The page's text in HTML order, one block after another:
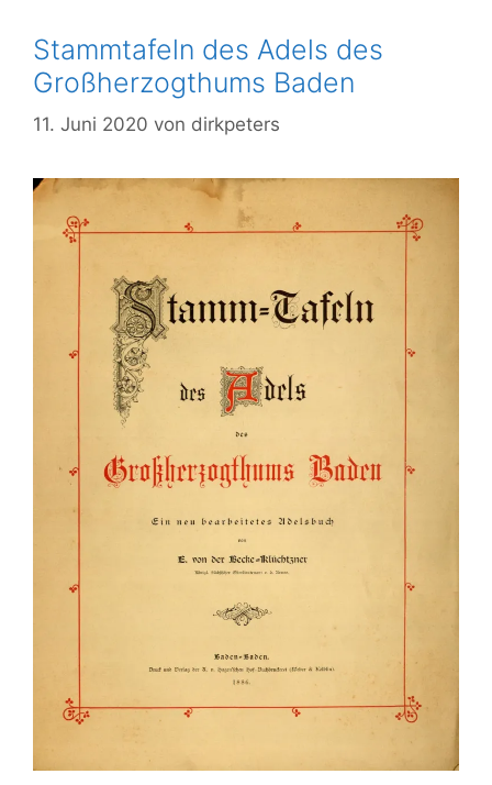
Stammtafeln des Adels des
Großherzogthums Baden
11. Juni 2020 von dirkpeters